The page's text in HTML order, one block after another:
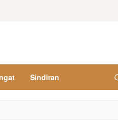
Sindiran